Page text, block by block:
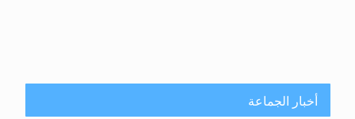
أخبار الجماعة